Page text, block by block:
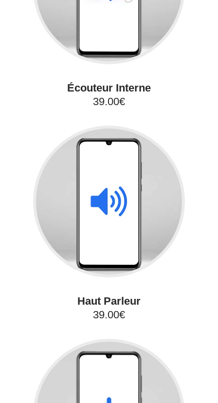
Écouteur Interne
39.00€
Haut Parleur
39.00€